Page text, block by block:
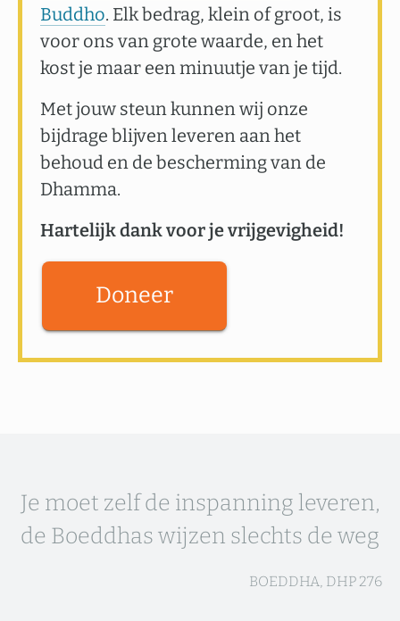
Buddho. Elk bedrag, klein of groot, is
voor ons van grote waarde, en het
kost je maar een minuutje van je tijd.
Met jouw steun kunnen wij onze
bijdrage blijven leveren aan het
behoud en de bescherming van de
Dhamma.
Hartelijk dank voor je vrijgevigheid!
Doneer
Je moet zelf de inspanning leveren,
de Boeddhas wijzen slechts de weg
BOEDDHA, DHP 276